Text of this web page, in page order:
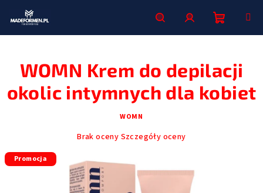
SzukajZaloguj
się
Koszyk
WOMN Krem do depilacji
okolic intymnych dla kobiet
WOMN
Średnia
produktu
wynosi
0,0
Brak oceny Szczegóły oceny
Promocja